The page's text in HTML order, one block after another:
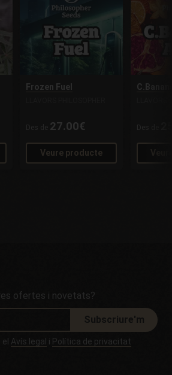
Frozen Fuel
Des de 27.00€
Veure producte
Des de
ofertes i novetats?
Subscriure'm
Avís legal i Política de privacitat